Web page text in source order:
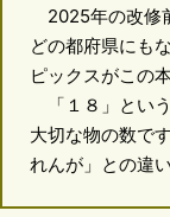
2025年の改修
どの都府県にも
ピックスがこの
「１８」とい
大切な物の数で
れんが」との違